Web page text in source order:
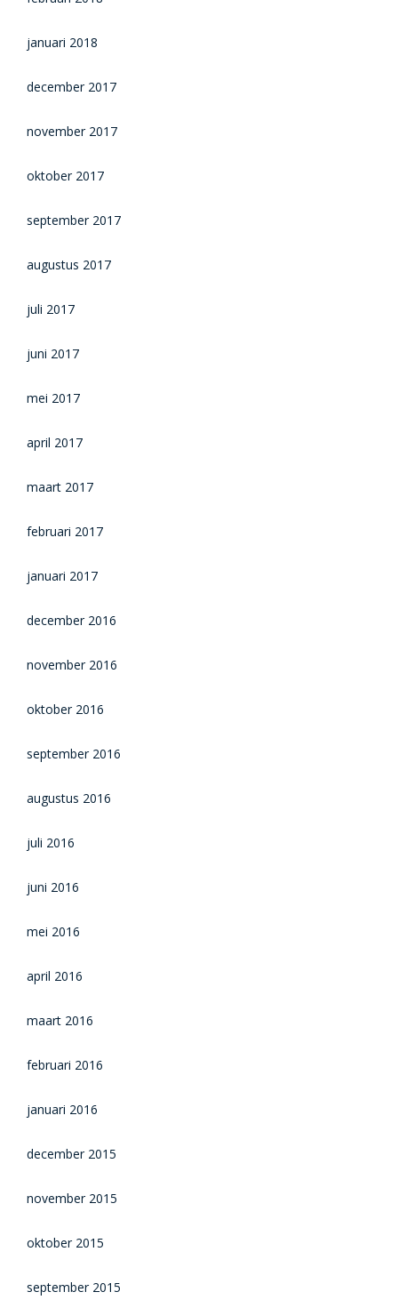
januari 2018
december 2017
november 2017
oktober 2017
september 2017
augustus 2017
juli 2017
juni 2017
mei 2017
april 2017
maart 2017
februari 2017
januari 2017
december 2016
november 2016
oktober 2016
september 2016
augustus 2016
juli 2016
juni 2016
mei 2016
april 2016
maart 2016
februari 2016
januari 2016
december 2015
november 2015
oktober 2015
september 2015